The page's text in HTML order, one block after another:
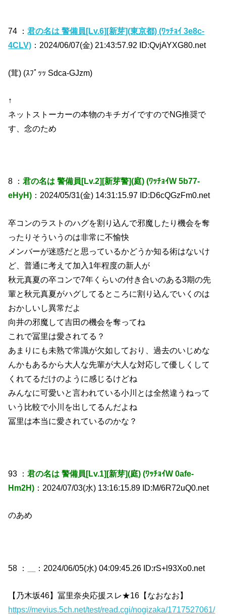
74 ：君の名は 警備員[Lv.6][新芽](東京都) (ﾜｯﾁｮｲ 3e8c-
4CLV) ：2024/06/07(金) 21:43:57.92 ID:QvjAYXG80.net
(茸) (ｽﾌﾟｯｯ Sdca-GJzm)
↑
ネットストーカーの本物のキチガイですのでNG推奨で
す、念のため
8 ：君の名は 警備員[Lv.2][新芽警](庭) (ﾜｯﾁｮｲW 5b77-
eHyH) ：2024/05/31(金) 14:31:15.97 ID:D6cQGzFm0.net
卒コンのラストのハグを割り込んで邪魔したり機会を奪
ったりそういうのは非常に不愉快
メンバーが迷惑だと思っているかどうか知る術はないけ
ど、普通に考えて加入1年程度の新人が
秋元真夏の卒コンで7年くらいの付き合いのある3期の先
輩と秋元真夏がハグしてるところに割り込んでいくのは
おかしいし異常だよ
向井の邪魔して吉田の機会を奪ってね
これで冨里は愛されてる？
あまりにも未熟で常識が欠如しており、過去のいじめな
んかもあるから大人な先輩が大人な対応して優しくして
くれてるだけのように感じるけどね
みんなに可愛いと言われている小川とは全然違うねって
いう比較で小川を出してるんだよね
冨里は本当に愛されているのかな？
93 ：君の名は 警備員[Lv.1][新芽](庭) (ﾜｯﾁｮｲW 0afe-
Hm2H) ：2024/07/03(水) 13:16:15.89 ID:M/6R72uQ0.net
のあめ
58 ： ：2024/06/05(水) 04:09:45.26 ID:rS+l93Xo0.net
【乃木坂46】冨里奈央応援スレ★16【なおなお】
https://mevius.5ch.net/test/read.cgi/nogizaka/1717527061/